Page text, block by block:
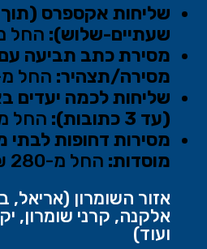
שליחות אקספרס (תוך
שעתיים-שלוש): החל מ-
מסירת כתב תביעה
מסירה/תצהיר: החל מ-
שליחות לכמה יעדים
(עד 3 כתובות):
החל מ-
מסירות דחופות לבתי
מוסדות: החל מ-280 ₪
אזור השומרון (אריאל,
אלקנה, קרני שומרון,
ועוד)